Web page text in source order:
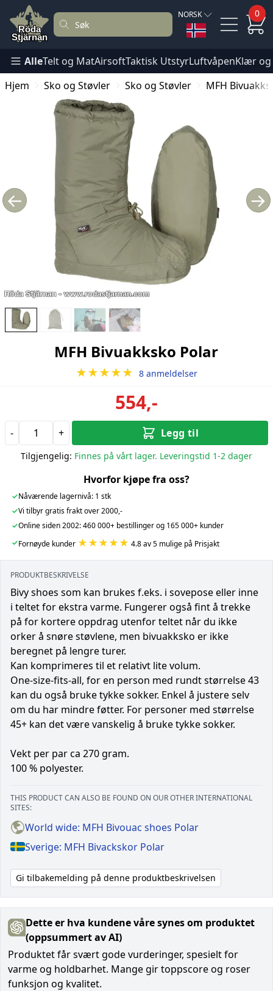
NORSK 0
AlleTelt og MatAirsoftTaktisk UtstyrLuftvåpenKlær
Hjem
Sko og Støvler Sko og Støvler MFH
← →
MFH Bivuakksko Polar
★★★★★ 8 anmeldelser
554,-
- + Legg til
Tilgjengelig: Finnes på vårt lager. Leveringstid 1-2 dager
Hvorfor kjøpe fra oss?
✓Nåværende lagernivå: 1 stk
✓Vi tilbyr gratis frakt over 2000,-
✓Online siden 2002: 460 000+ bestillinger og 165 000+ kunder
✓Fornøyde kunder ★★★★★ 4.8 av 5 mulige på Prisjakt
PRODUKTBESKRIVELSE
Bivy shoes som kan brukes f.eks. i sovepose eller inne
i teltet for ekstra varme. Fungerer også fint å trekke
på for kortere oppdrag utenfor teltet når du ikke
orker å snøre støvlene, men bivuakksko er ikke
beregnet på lengre turer.
Kan komprimeres til et relativt lite volum.
One-size-fits-all, for en person med rundt størrelse 43
kan du også bruke tykke sokker. Enkel å justere selv
om du har mindre føtter. For personer med størrelse
45+ kan det være vanskelig å bruke tykke sokker.
Vekt per par ca 270 gram.
100 % polyester.
THIS PRODUCT CAN ALSO BE FOUND ON OUR OTHER INTERNATIONAL
SITES:
World wide: MFH Bivouac shoes Polar
Sverige: MFH Bivackskor Polar
Gi tilbakemelding på denne produktbeskrivelsen
Dette er hva kundene våre synes om produktet
(oppsummert av AI)
Produktet får svært gode vurderinger, spesielt for
varme og holdbarhet. Mange gir toppscore og roser
funksjon og kvalitet.